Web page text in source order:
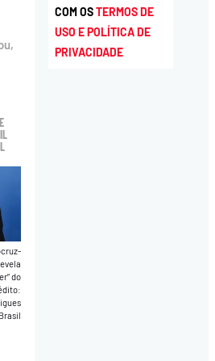
do
COM OSTERMOS DE
USO E POLÍTICA DE
PRIVACIDADE